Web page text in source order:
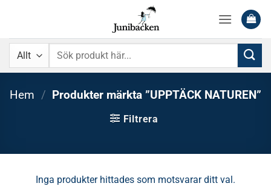
content
Sök
Hem / Produkter märkta ”UPPTÄCK NATUREN”
Filtrera
Inga produkter hittades som motsvarar ditt val.